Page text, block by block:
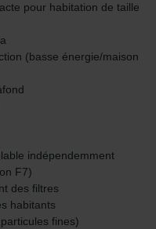
données
de privacidad
Sanayi ve Ticaret
Privacy Policy
o ochronie
Policy
pour habitation de taille
(basse énergie/maison
indépendemment
F7)
des filtres
habitants
fines)